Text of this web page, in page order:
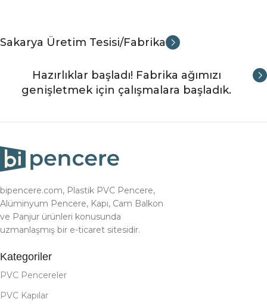
Sakarya Üretim Tesisi/Fabrika
Hazırlıklar başladı! Fabrika ağımızı
genişletmek için çalışmalara başladık.
bipencere.com, Plastik PVC Pencere,
Alüminyum Pencere, Kapı, Cam Balkon
ve Panjur ürünleri konusunda
uzmanlaşmış bir e-ticaret sitesidir.
Kategoriler
PVC Pencereler
PVC Kapılar